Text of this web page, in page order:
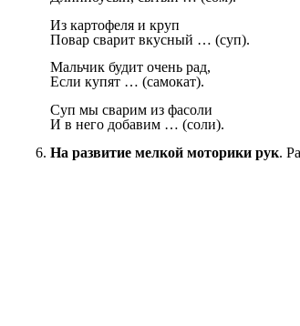
Из картофеля и круп
Повар сварит вкусный …
Мальчик будит очень рад,
Если купят … (самокат).
Суп мы сварим из фасоли
И в него добавим … (соли).
На развитие мелкой моторики рук.